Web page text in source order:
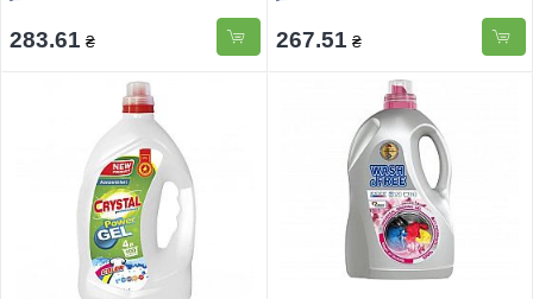
283.61 ₴ 267.51 ₴